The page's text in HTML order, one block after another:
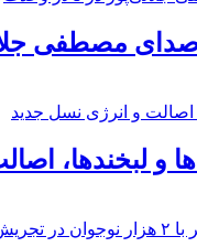
مصطفی
و لبخندها،